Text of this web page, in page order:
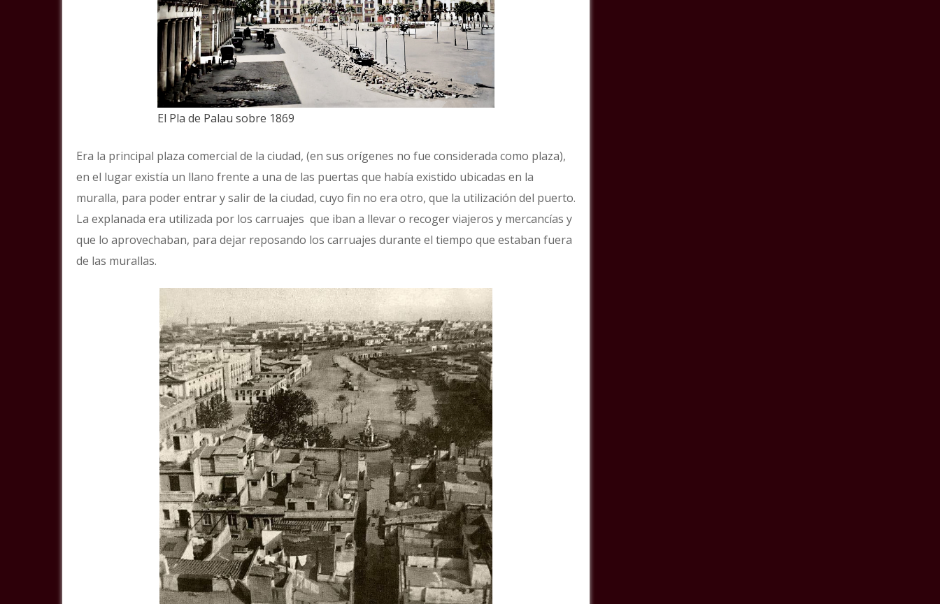
El Pla de Palau sobre 1869
Era la principal plaza comercial de la ciudad, (en sus orígenes no fue considerada como plaza),
en el lugar existía un llano frente a una de las puertas que había existido ubicadas en la
muralla, para poder entrar y salir de la ciudad, cuyo fin no era otro, que la utilización del puerto.
La explanada era utilizada por los carruajes que iban a llevar o recoger viajeros y mercancías y
que lo aprovechaban, para dejar reposando los carruajes durante el tiempo que estaban fuera
de las murallas.